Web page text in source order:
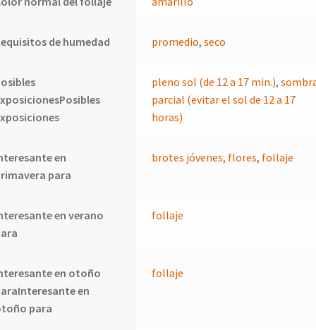
de humedad promedio,seco
pleno sol (de 12 a 17 min.),
parcial (evitar el sol de 12 a 17
horas)
en
para
brotes jóvenes, flores, follaje
en verano
follaje
en otoño
en
para
follaje